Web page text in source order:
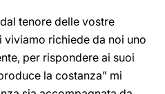
tenore delle vostre
viviamo richiede da noi uno
per rispondere ai suoi
la costanza” mi